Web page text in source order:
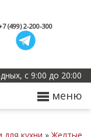
(499) 2-200-300
с 9:00 до 20:00
меню